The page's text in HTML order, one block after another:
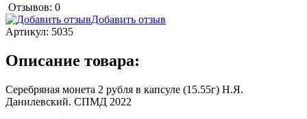
Отзывов: 0
Добавить отзыв
Артикул: 5035
Описание товара:
Серебряная монета 2 рубля в капсуле (15.55г) Н.Я.
Данилевский. СПМД 2022